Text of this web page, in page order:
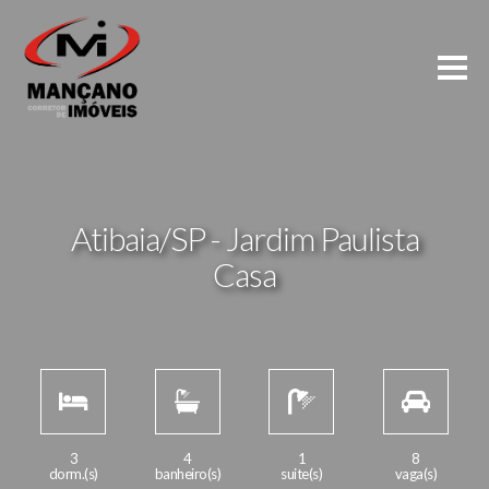
Atibaia/SP - Jardim Paulista
Casa
3
dorm.(s)
4
banheiro(s)
1
suite(s)
8
vaga(s)